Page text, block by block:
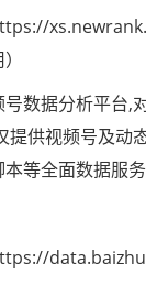
据分析平台,
提供视频号及动
等全面数据服务